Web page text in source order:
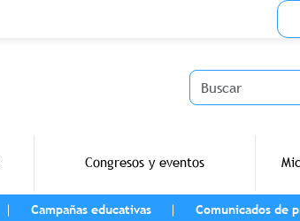
Buscar
Congresos y eventos
Campañas educativas Comunicados de